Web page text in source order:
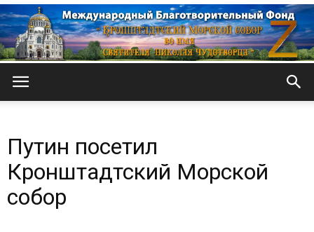
Путин посетил
Кронштадтский Морской
собор